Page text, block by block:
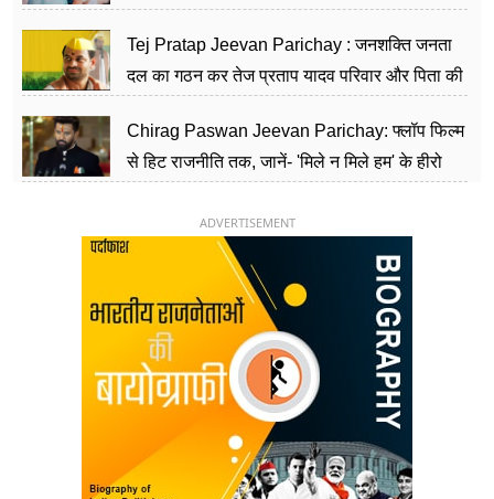
Tej Pratap Jeevan Parichay : जनशक्ति जनता
दल का गठन कर तेज प्रताप यादव परिवार और पिता की
Chirag Paswan Jeevan Parichay: फ्लॉप फिल्म
से हिट राजनीति तक, जानें- 'मिले न मिले हम' के हीरो
ADVERTISEMENT